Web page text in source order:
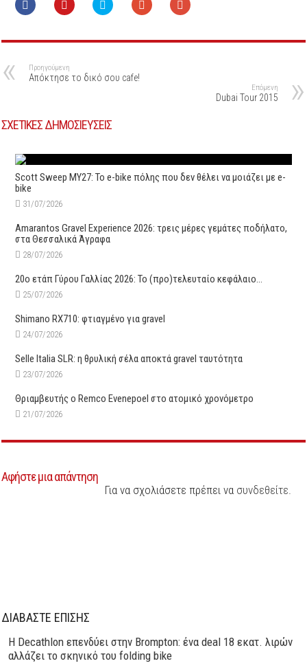
Προηγούμενη
Απόκτησε το δικό σου cafe!
Επόμενη
Dubai Tour 2015
ΣΧΕΤΙΚΕΣ ΔΗΜΟΣΙΕΥΣΕΙΣ
Scott Sweep MY27: Το e-bike πόλης που δεν θέλει να μοιάζει με e-
bike
31/07/2026
Amarantos Gravel Experience 2026: τρεις μέρες γεμάτες ποδήλατο,
στα Θεσσαλικά Άγραφα
28/07/2026
20ο ετάπ Γύρου Γαλλίας 2026: Το (προ)τελευταίο κεφάλαιο…
25/07/2026
Shimano RX710: φτιαγμένο για gravel
24/07/2026
Selle Italia SLR: η θρυλική σέλα αποκτά gravel ταυτότητα
23/07/2026
Θριαμβευτής ο Remco Evenepoel στο ατομικό χρονόμετρο
21/07/2026
Αφήστε μια απάντηση
Για να σχολιάσετε πρέπει να συνδεθείτε
ΔΙΑΒΑΣΤΕ ΕΠΙΣΗΣ
Η Decathlon επενδύει στην Brompton: ένα deal 18 εκατ. λιρών
αλλάζει το σκηνικό του folding bike